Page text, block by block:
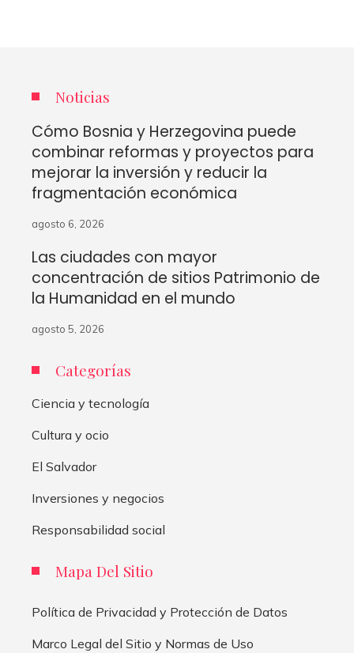
Noticias
Cómo Bosnia y Herzegovina puede
combinar reformas y proyectos para
mejorar la inversión y reducir la
fragmentación económica
agosto 6, 2026
Las ciudades con mayor
concentración de sitios Patrimonio de
la Humanidad en el mundo
agosto 5, 2026
Categorías
Ciencia y tecnología
Cultura y ocio
El Salvador
Inversiones y negocios
Responsabilidad social
Mapa Del Sitio
Política de Privacidad y Protección de Datos
Marco Legal del Sitio y Normas de Uso